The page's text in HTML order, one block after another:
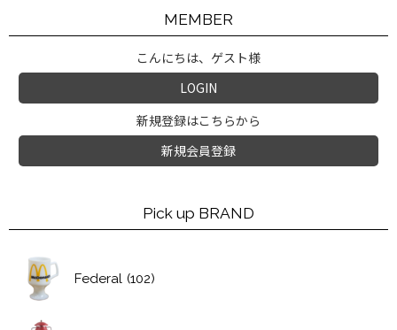
MEMBER
こんにちは、ゲスト様
LOGIN
新規登録はこちらから
新規会員登録
Pick up BRAND
Federal (102)